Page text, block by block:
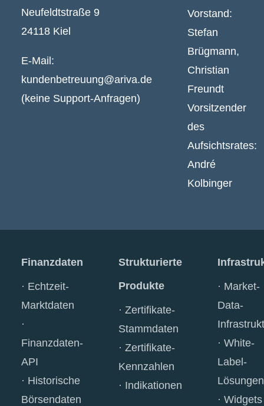
Neufeldtstraße 9
24118 Kiel
E-Mail:
kundenbetreuung@ariva.de
(keine Support-Anfragen)
Vorstand:
Stefan
Brügmann,
Christian
Freundt
Vorsitzender
des
Aufsichtsrates:
André
Kolbinger
Finanzdaten
Echtzeit-
Marktdaten
Finanzdaten-
API
Historische
Börsendaten
Strukturierte
Produkte
Zertifikate-
Stammdaten
Zertifikate-
Kennzahlen
Indikationen
Market-
Data-
White-
Label-
Lösungen